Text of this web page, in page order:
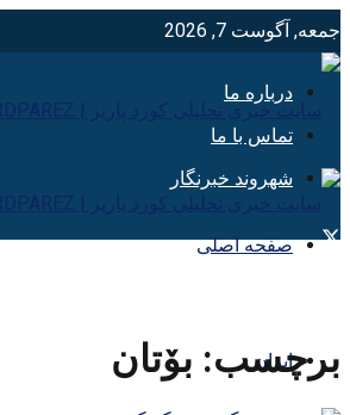
جمعه, آگوست 7, 2026
درباره ما
تماس با ما
شهروند خبرنگار
صفحه اصلی
ایران
برچسب: بۆتان